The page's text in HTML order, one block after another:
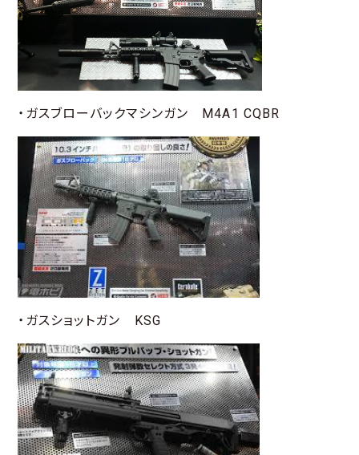
・ガスブローバックマシンガン M4A1 CQBR
・ガスショットガン KSG